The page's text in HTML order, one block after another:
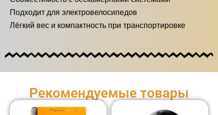
Подходит для электровелосипедов
Лёгкий вес и компактность при транспортировке
Рекомендуемые товары